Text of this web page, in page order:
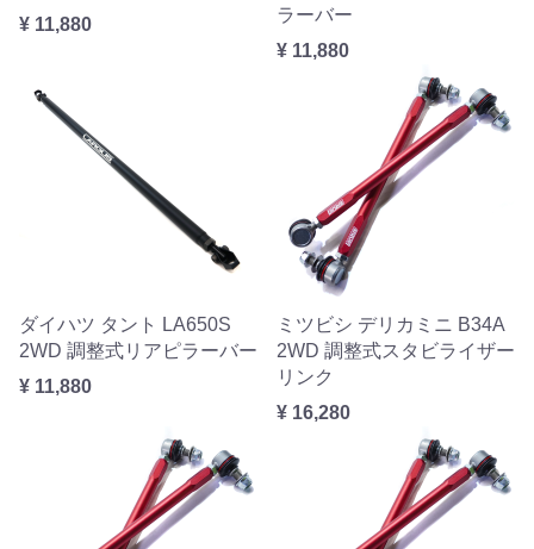
¥ 11,880
ラーバー
¥ 11,880
ダイハツ タント LA650S
2WD 調整式リアピラーバー
¥ 11,880
ミツビシ デリカミニ B34A
2WD 調整式スタビライザー
リンク
¥ 16,280